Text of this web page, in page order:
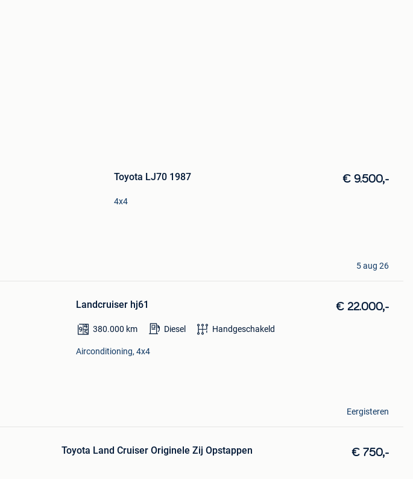
Toyota LJ70 1987 € 9.500,-
4x4
5 aug 26
Landcruiser hj61 € 22.000,-
380.000 km Diesel Handgeschakeld
Airconditioning, 4x4
Eergisteren
Toyota Land Cruiser Originele Zij Opstappen € 750,-